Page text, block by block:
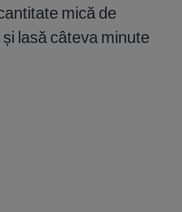
mică de
lasă câteva minute